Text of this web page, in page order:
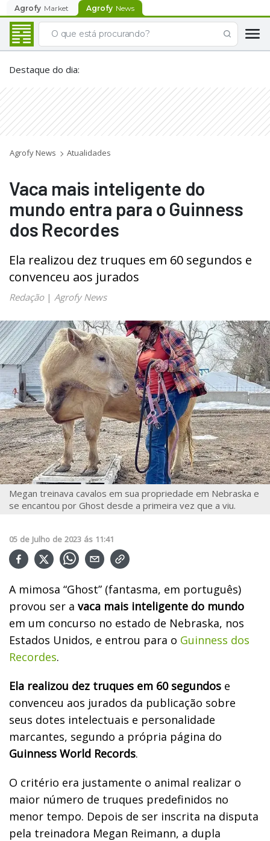
Agrofy Market Agrofy News
Destaque do dia:
Agrofy News Atualidades
Vaca mais inteligente do
mundo entra para o Guinness
dos Recordes
Ela realizou dez truques em 60 segundos e
convenceu aos jurados
Redação| Agrofy News
Megan treinava cavalos em sua propriedade em Nebraska e
se encantou por Ghost desde a primeira vez que a viu.
05 de Julho de 2023 ás 11:41
A mimosa “Ghost” (fantasma, em português)
provou ser a vaca mais inteligente do mundo
em um concurso no estado de Nebraska, nos
Estados Unidos, e entrou para o Guinness dos
Recordes.
Ela realizou dez truques em 60 segundos e
convenceu aos jurados da publicação sobre
seus dotes intelectuais e personalidade
marcantes, segundo a própria página do
Guinness World Records.
O critério era justamente o animal realizar o
maior número de truques predefinidos no
menor tempo. Depois de ser inscrita na disputa
pela treinadora Megan Reimann, a dupla